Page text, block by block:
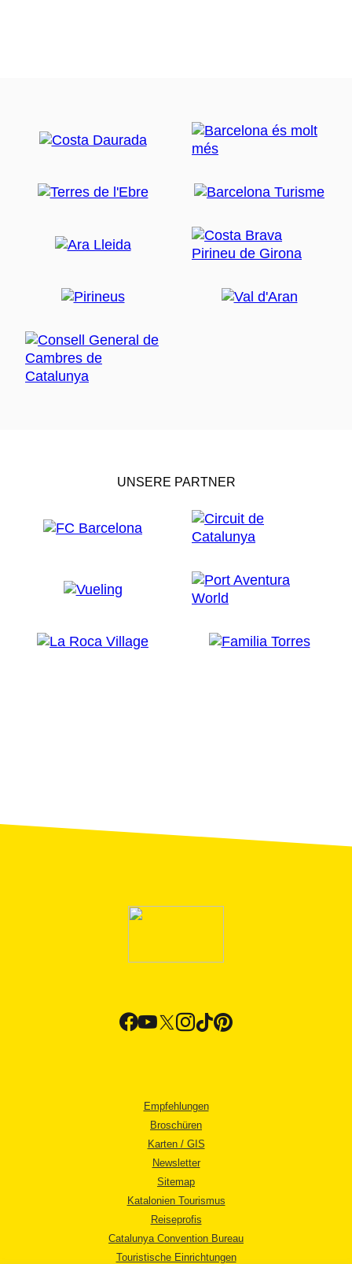
UNSERE PARTNER
Empfehlungen
Broschüren
Karten / GIS
Newsletter
Sitemap
Katalonien Tourismus
Reiseprofis
Catalunya Convention Bureau
Touristische Einrichtungen